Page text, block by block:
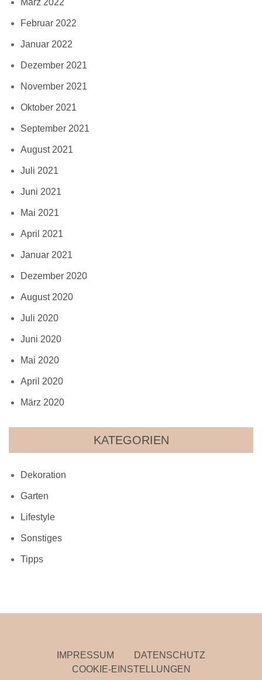
März 2022
Februar 2022
Januar 2022
Dezember 2021
November 2021
Oktober 2021
September 2021
August 2021
Juli 2021
Juni 2021
Mai 2021
April 2021
Januar 2021
Dezember 2020
August 2020
Juli 2020
Juni 2020
Mai 2020
April 2020
März 2020
KATEGORIEN
Dekoration
Garten
Lifestyle
Sonstiges
Tipps
IMPRESSUM
DATENSCHUTZ
COOKIE-EINSTELLUNGEN